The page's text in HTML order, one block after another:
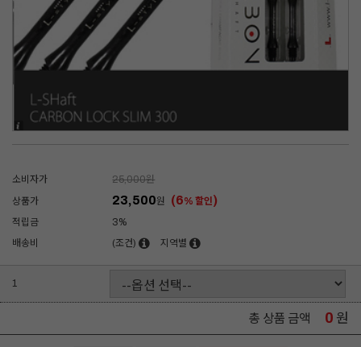
소비자가 25,000원
상품가
23,500원 (6% 할인)
적립금
3%
배송비
(조건) 지역별
1
총 상품 금액 0 원